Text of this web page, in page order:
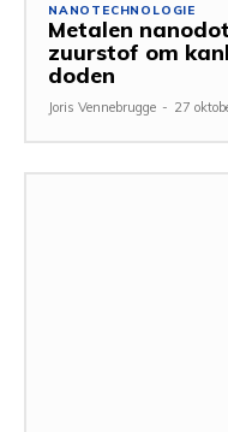
NANOTECHNOLOGIE
Metalen
zuurstof om
doden
Joris Vennebrugge - 27